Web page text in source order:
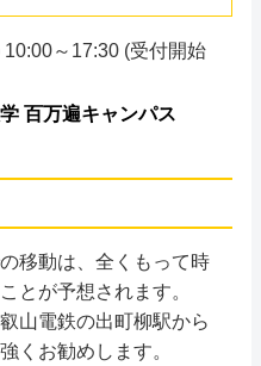
～17:30 (受付開始
百万遍キャンパス
移動は、全くもって時
とが予想されます。
山電鉄の出町柳駅から
くお勧めします。